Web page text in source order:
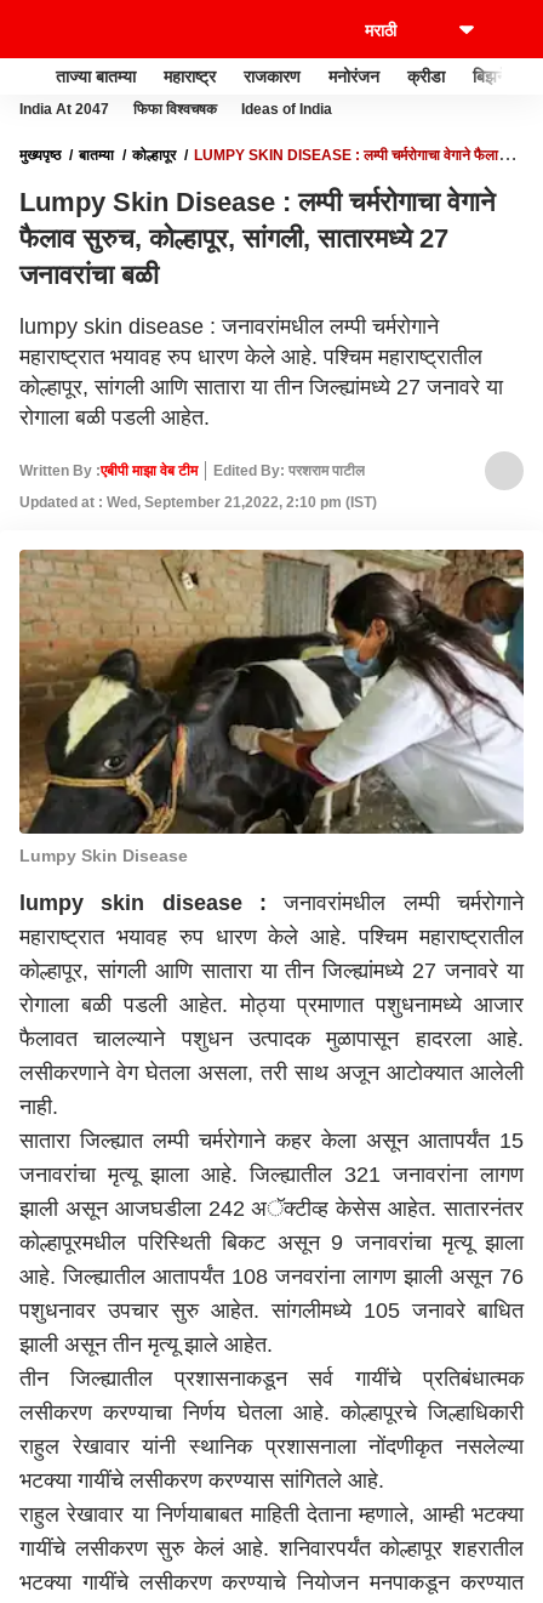
ताज्या बातम्या महाराष्ट्र राजकारण मनोरंजन क्रीडा बिझनेस
India At 2047 फिफा विश्वचषक Ideas of India
मुख्यपृष्ठ बातम्या कोल्हापूर
LUMPY SKIN DISEASE : लम्पी चर्मरोगाचा वेगाने फैलाव
Lumpy Skin Disease : लम्पी चर्मरोगाचा वेगाने
फैलाव सुरुच, कोल्हापूर, सांगली, सातारमध्ये 27
जनावरांचा बळी
lumpy skin disease : जनावरांमधील लम्पी चर्मरोगाने
महाराष्ट्रात भयावह रुप धारण केले आहे. पश्चिम महाराष्ट्रातील
कोल्हापूर, सांगली आणि सातारा या तीन जिल्ह्यांमध्ये 27 जनावरे या
रोगाला बळी पडली आहेत.
Written By :एबीपी माझा वेब टीम
Edited By: परशराम पाटील
Updated at : Wed, September 21,2022, 2:10 pm (IST)
Lumpy Skin Disease
lumpy skin disease : जनावरांमधील लम्पी चर्मरोगाने
महाराष्ट्रात भयावह रुप धारण केले आहे. पश्चिममहाराष्ट्रातील
कोल्हापूर, सांगली आणि सातारा या तीन जिल्ह्यांमध्ये 27 जनावरे या
रोगाला बळी पडली आहेत. मोठ्या प्रमाणात पशुधनामध्ये आजार
फैलावत चालल्याने पशुधन उत्पादक मुळापासून हादरला आहे.
लसीकरणाने वेग घेतला असला, तरी साथ अजून आटोक्यात आलेली
नाही.
सातारा जिल्ह्यात लम्पी चर्मरोगाने कहर केला असून आतापर्यंत 15
जनावरांचा मृत्यू झाला आहे. जिल्ह्यातील 321 जनावरांना लागण
झाली असून आजघडीला 242 अॅक्टीव्ह केसेस आहेत. सातारनंतर
कोल्हापूरमधील परिस्थिती बिकट असून 9 जनावरांचा मृत्यू झाला
आहे. जिल्ह्यातील आतापर्यंत 108 जनवरांना लागण झाली असून 76
पशुधनावर उपचार सुरु आहेत. सांगलीमध्ये 105 जनावरे बाधित
झाली असून तीन मृत्यू झाले आहेत.
तीन जिल्ह्यातील प्रशासनाकडून सर्व गायींचे प्रतिबंधात्मक
लसीकरण करण्याचा निर्णय घेतला आहे. कोल्हापूरचे जिल्हाधिकारी
राहुल रेखावार यांनी स्थानिक प्रशासनाला नोंदणीकृत नसलेल्या
भटक्या गायींचे लसीकरण करण्यास सांगितले आहे.
राहुल रेखावार या निर्णयाबाबत माहिती देताना म्हणाले, आम्ही भटक्या
गायींचे लसीकरण सुरु केलं आहे. शनिवारपर्यंत कोल्हापूर शहरातील
भटक्या गायींचे लसीकरण करण्याचे नियोजन मनपाकडून करण्यात